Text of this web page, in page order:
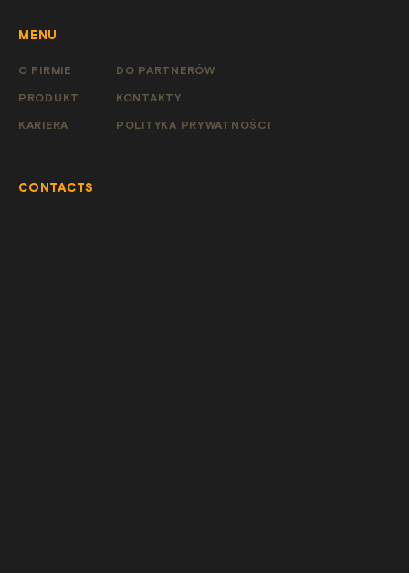
CONTACTS
MENU
O FIRMIE
PRODUKT
KARIERA
DO PARTNERÓW
KONTAKTY
POLITYKA PRYWATNOŚCI